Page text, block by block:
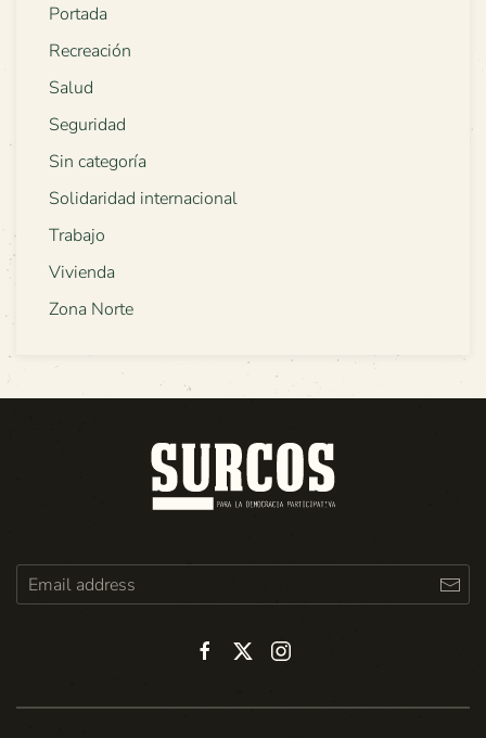
Portada
Recreación
Salud
Seguridad
Sin categoría
Solidaridad internacional
Trabajo
Vivienda
Zona Norte